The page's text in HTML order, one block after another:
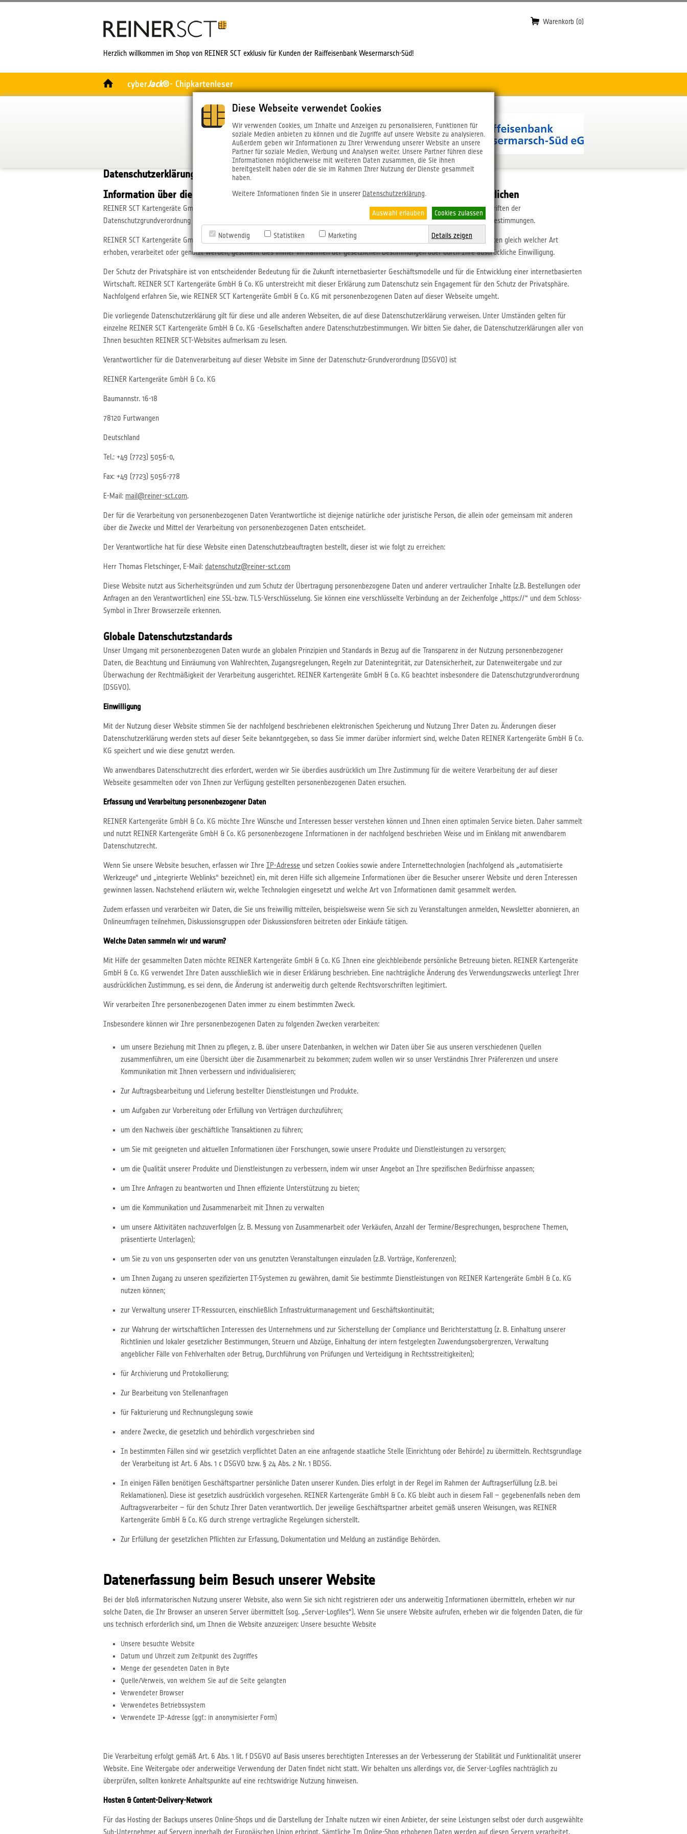
Diese Webseite verwendet Cookies
Wir verwenden Cookies, um Inhalte und Anzeigen zu personalisieren, Funktionen für
soziale Medien anbieten zu können und die Zugriffe auf unsere Website zu analysieren.
Außerdem geben wir Informationen zu Ihrer Verwendung unserer Website an unsere
Partner für soziale Medien, Werbung und Analysen weiter. Unsere Partner führen diese
Informationen möglicherweise mit weiteren Daten zusammen, die Sie ihnen
bereitgestellt haben oder die sie im Rahmen Ihrer Nutzung der Dienste gesammelt
haben.
Weitere Informationen finden Sie in unserer Datenschutzerklärung
Auswahl erlauben Cookies zulassen
Notwendig Statistiken Marketing Details zeigen
Warenkorb (0)
Herzlich willkommen im Shop von REINER SCT exklusiv für Kunden der Raiffeisenbank Wesermarsch-Süd!
cyberJack®- Chipkartenleser
Datenschutzerklärung Online-Shop
Information über die Erhebung personenbezogener Daten und Kontaktdaten des Verantwortlichen
REINER SCT Kartengeräte GmbH & Co. KG nimmt Ihre berechtigten Belange des Datenschutzes sehr ernst und beachtet die Vorschriften der
Datenschutzgrundverordnung (DSGVO), des Telemediengesetzes und auch ggf. die Vorschriften weiterer anwendbarer Datenschutzbestimmungen.
REINER SCT Kartengeräte GmbH & Co. KG geht mit den von Ihnen übermittelten Daten sorgfältig und gewissenhaft um. Soweit Daten gleich welcher Art
erhoben, verarbeitet oder genutzt werden, geschieht dies immer im Rahmen der gesetzlichen Bestimmungen oder durch Ihre ausdrückliche Einwilligung.
Der Schutz der Privatsphäre ist von entscheidender Bedeutung für die Zukunft internetbasierter Geschäftsmodelle und für die Entwicklung einer internetbasierten
Wirtschaft. REINER SCT Kartengeräte GmbH & Co. KG unterstreicht mit dieser Erklärung zum Datenschutz sein Engagement für den Schutz der Privatsphäre.
Nachfolgend erfahren Sie, wie REINER SCT Kartengeräte GmbH & Co. KG mit personenbezogenen Daten auf dieser Webseite umgeht.
Die vorliegende Datenschutzerklärung gilt für diese und alle anderen Webseiten, die auf diese Datenschutzerklärung verweisen. Unter Umständen gelten für
einzelne REINER SCT Kartengeräte GmbH & Co. KG -Gesellschaften andere Datenschutzbestimmungen. Wir bitten Sie daher, die Datenschutzerklärungen aller von
Ihnen besuchten REINER SCT-Websites aufmerksam zu lesen.
Verantwortlicher für die Datenverarbeitung auf dieser Website im Sinne der Datenschutz-Grundverordnung (DSGVO) ist
REINER Kartengeräte GmbH & Co. KG
Baumannstr. 16-18
78120 Furtwangen
Deutschland
Tel.: +49 (7723) 5056-0,
Fax: +49 (7723) 5056-778
E-Mail: mail@reiner-sct.com.
Der für die Verarbeitung von personenbezogenen Daten Verantwortliche ist diejenige natürliche oder juristische Person, die allein oder gemeinsam mit anderen
über die Zwecke und Mittel der Verarbeitung von personenbezogenen Daten entscheidet.
Der Verantwortliche hat für diese Website einen Datenschutzbeauftragten bestellt, dieser ist wie folgt zu erreichen:
Herr Thomas Fletschinger, E-Mail: datenschutz@reiner-sct.com
Diese Website nutzt aus Sicherheitsgründen und zum Schutz der Übertragung personenbezogene Daten und anderer vertraulicher Inhalte (z.B. Bestellungen oder
Anfragen an den Verantwortlichen) eine SSL-bzw. TLS-Verschlüsselung. Sie können eine verschlüsselte Verbindung an der Zeichenfolge „https://“ und dem Schloss-
Symbol in Ihrer Browserzeile erkennen.
Globale Datenschutzstandards
Unser Umgang mit personenbezogenen Daten wurde an globalen Prinzipien und Standards in Bezug auf die Transparenz in der Nutzung personenbezogener
Daten, die Beachtung und Einräumung von Wahlrechten, Zugangsregelungen, Regeln zur Datenintegrität, zur Datensicherheit, zur Datenweitergabe und zur
Überwachung der Rechtmäßigkeit der Verarbeitung ausgerichtet. REINER Kartengeräte GmbH & Co. KG beachtet insbesondere die Datenschutzgrundverordnung
(DSGVO).
Einwilligung
Mit der Nutzung dieser Website stimmen Sie der nachfolgend beschriebenen elektronischen Speicherung und Nutzung Ihrer Daten zu. Änderungen dieser
Datenschutzerklärung werden stets auf dieser Seite bekanntgegeben, so dass Sie immer darüber informiert sind, welche Daten REINER Kartengeräte GmbH & Co.
KG speichert und wie diese genutzt werden.
Wo anwendbares Datenschutzrecht dies erfordert, werden wir Sie überdies ausdrücklich um Ihre Zustimmung für die weitere Verarbeitung der auf dieser
Webseite gesammelten oder von Ihnen zur Verfügung gestellten personenbezogenen Daten ersuchen.
Erfassung und Verarbeitung personenbezogener Daten
REINER Kartengeräte GmbH & Co. KG möchte Ihre Wünsche und Interessen besser verstehen können und Ihnen einen optimalen Service bieten. Daher sammelt
und nutzt REINER Kartengeräte GmbH & Co. KG personenbezogene Informationen in der nachfolgend beschrieben Weise und im Einklang mit anwendbarem
Datenschutzrecht.
Wenn Sie unsere Website besuchen, erfassen wir Ihre IP-Adresse und setzen Cookies sowie andere Internettechnologien (nachfolgend als „automatisierte
Werkzeuge“ und „integrierte Weblinks“ bezeichnet) ein, mit deren Hilfe sich allgemeine Informationen über die Besucher unserer Website und deren Interessen
gewinnen lassen. Nachstehend erläutern wir, welche Technologien eingesetzt und welche Art von Informationen damit gesammelt werden.
Zudem erfassen und verarbeiten wir Daten, die Sie uns freiwillig mitteilen, beispielsweise wenn Sie sich zu Veranstaltungen anmelden, Newsletter abonnieren, an
Onlineumfragen teilnehmen, Diskussionsgruppen oder Diskussionsforen beitreten oder Einkäufe tätigen.
Welche Daten sammeln wir und warum?
Mit Hilfe der gesammelten Daten möchte REINER Kartengeräte GmbH & Co. KG Ihnen eine gleichbleibende persönliche Betreuung bieten. REINER Kartengeräte
GmbH & Co. KG verwendet Ihre Daten ausschließlich wie in dieser Erklärung beschrieben. Eine nachträgliche Änderung des Verwendungszwecks unterliegt Ihrer
ausdrücklichen Zustimmung, es sei denn, die Änderung ist anderweitig durch geltende Rechtsvorschriften legitimiert.
Wir verarbeiten Ihre personenbezogenen Daten immer zu einem bestimmten Zweck.
Insbesondere können wir Ihre personenbezogenen Daten zu folgenden Zwecken verarbeiten:
um unsere Beziehung mit Ihnen zu pflegen, z. B. über unsere Datenbanken, in welchen wir Daten über Sie aus unseren verschiedenen Quellen
zusammenführen, um eine Übersicht über die Zusammenarbeit zu bekommen; zudem wollen wir so unser Verständnis Ihrer Präferenzen und unsere
Kommunikation mit Ihnen verbessern und individualisieren;
Zur Auftragsbearbeitung und Lieferung bestellter Dienstleistungen und Produkte.
um Aufgaben zur Vorbereitung oder Erfüllung von Verträgen durchzuführen;
um den Nachweis über geschäftliche Transaktionen zu führen;
um Sie mit geeigneten und aktuellen Informationen über Forschungen, sowie unsere Produkte und Dienstleistungen zu versorgen;
um die Qualität unserer Produkte und Dienstleistungen zu verbessern, indem wir unser Angebot an Ihre spezifischen Bedürfnisse anpassen;
um Ihre Anfragen zu beantworten und Ihnen effiziente Unterstützung zu bieten;
um die Kommunikation und Zusammenarbeit mit Ihnen zu verwalten
um unsere Aktivitäten nachzuverfolgen (z. B. Messung von Zusammenarbeit oder Verkäufen, Anzahl der Termine/Besprechungen, besprochene Themen,
präsentierte Unterlagen);
um Sie zu von uns gesponserten oder von uns genutzten Veranstaltungen einzuladen (z.B. Vorträge, Konferenzen);
um Ihnen Zugang zu unseren spezifizierten IT-Systemen zu gewähren, damit Sie bestimmte Dienstleistungen von REINER Kartengeräte GmbH & Co. KG
nutzen können;
zur Verwaltung unserer IT-Ressourcen, einschließlich Infrastrukturmanagement und Geschäftskontinuität;
zur Wahrung der wirtschaftlichen Interessen des Unternehmens und zur Sicherstellung der Compliance und Berichterstattung (z. B. Einhaltung unserer
Richtlinien und lokaler gesetzlicher Bestimmungen, Steuern und Abzüge, Einhaltung der intern festgelegten Zuwendungsobergrenzen, Verwaltung
angeblicher Fälle von Fehlverhalten oder Betrug, Durchführung von Prüfungen und Verteidigung in Rechtsstreitigkeiten);
für Archivierung und Protokollierung;
Zur Bearbeitung von Stellenanfragen
für Fakturierung und Rechnungslegung sowie
andere Zwecke, die gesetzlich und behördlich vorgeschrieben sind
In bestimmten Fällen sind wir gesetzlich verpflichtet Daten an eine anfragende staatliche Stelle (Einrichtung oder Behörde) zu übermitteln. Rechtsgrundlage
der Verarbeitung ist Art. 6 Abs. 1 c DSGVO bzw. § 24 Abs. 2 Nr. 1 BDSG.
In einigen Fällen benötigen Geschäftspartner persönliche Daten unserer Kunden. Dies erfolgt in der Regel im Rahmen der Auftragserfüllung (z.B. bei
Reklamationen). Diese ist gesetzlich ausdrücklich vorgesehen. REINER Kartengeräte GmbH & Co. KG bleibt auch in diesem Fall – gegebenenfalls neben dem
Auftragsverarbeiter – für den Schutz Ihrer Daten verantwortlich. Der jeweilige Geschäftspartner arbeitet gemäß unseren Weisungen, was REINER
Kartengeräte GmbH & Co. KG durch strenge vertragliche Regelungen sicherstellt.
Zur Erfüllung der gesetzlichen Pflichten zur Erfassung, Dokumentation und Meldung an zuständige Behörden.
Datenerfassung beim Besuch unserer Website
Bei der bloß informatorischen Nutzung unserer Website, also wenn Sie sich nicht registrieren oder uns anderweitig Informationen übermitteln, erheben wir nur
solche Daten, die Ihr Browser an unseren Server übermittelt (sog. „Server-Logfiles“). Wenn Sie unsere Website aufrufen, erheben wir die folgenden Daten, die für
uns technisch erforderlich sind, um Ihnen die Website anzuzeigen: Unsere besuchte Website
Unsere besuchte Website
Datum und Uhrzeit zum Zeitpunkt des Zugriffes
Menge der gesendeten Daten in Byte
Quelle/Verweis, von welchem Sie auf die Seite gelangten
Verwendeter Browser
Verwendetes Betriebssystem
Verwendete IP-Adresse (ggf.: in anonymisierter Form)
Die Verarbeitung erfolgt gemäß Art. 6 Abs. 1 lit. f DSGVO auf Basis unseres berechtigten Interesses an der Verbesserung der Stabilität und Funktionalität unserer
Website. Eine Weitergabe oder anderweitige Verwendung der Daten findet nicht statt. Wir behalten uns allerdings vor, die Server-Logfiles nachträglich zu
überprüfen, sollten konkrete Anhaltspunkte auf eine rechtswidrige Nutzung hinweisen.
Hosten & Content-Delivery-Network
Für das Hosting der Backups unseres Online-Shops und die Darstellung der Inhalte nutzen wir einen Anbieter, der seine Leistungen selbst oder durch ausgewählte
Sub-Unternehmer auf Servern innerhalb der Europäischen Union erbringt. Sämtliche Im Online-Shop erhobenen Daten werden auf diesen Servern verarbeitet.